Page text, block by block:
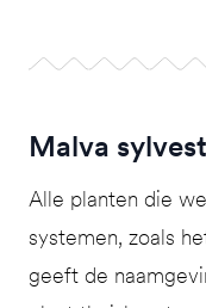
Malva
Alle planten die
systemen, zoals
geeft de